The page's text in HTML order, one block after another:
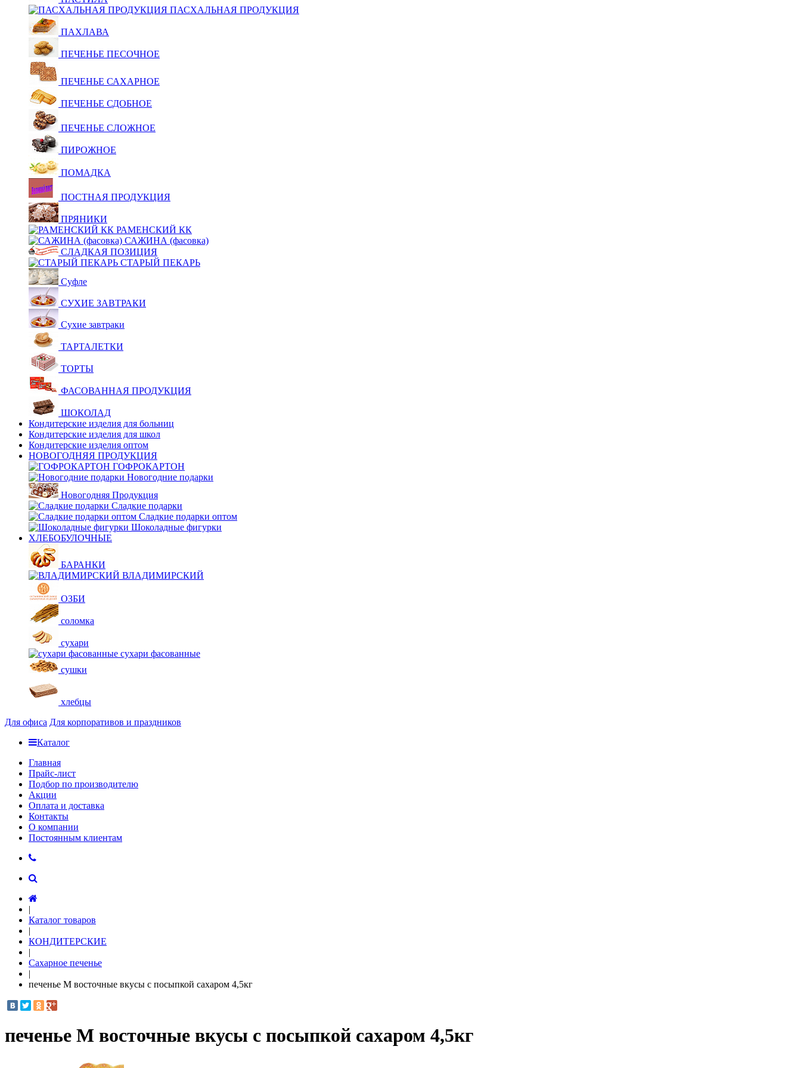
ПАСХАЛЬНАЯ ПРОДУКЦИЯ
ПАХЛАВА
ПЕЧЕНЬЕ ПЕСОЧНОЕ
ПЕЧЕНЬЕ САХАРНОЕ
ПЕЧЕНЬЕ СДОБНОЕ
ПЕЧЕНЬЕ СЛОЖНОЕ
ПИРОЖНОЕ
ПОМАДКА
ПОСТНАЯ ПРОДУКЦИЯ
ПРЯНИКИ
РАМЕНСКИЙ КК
САЖИНА (фасовка)
СЛАДКАЯ ПОЗИЦИЯ
СТАРЫЙ ПЕКАРЬ
Суфле
СУХИЕ ЗАВТРАКИ
Сухие завтраки
ТАРТАЛЕТКИ
ТОРТЫ
ФАСОВАННАЯ ПРОДУКЦИЯ
ШОКОЛАД
Кондитерские изделия для больниц
Кондитерские изделия для школ
Кондитерские изделия оптом
НОВОГОДНЯЯ ПРОДУКЦИЯ
ГОФРОКАРТОН
Новогодние подарки
Новогодняя Продукция
Сладкие подарки
Сладкие подарки оптом
Шоколадные фигурки
ХЛЕБОБУЛОЧНЫЕ
БАРАНКИ
ВЛАДИМИРСКИЙ
ОЗБИ
соломка
сухари
сухари фасованные
сушки
хлебцы
Для офиса Для корпоративов и праздников
Каталог
Главная
Прайс-лист
Подбор по производителю
Акции
Оплата и доставка
Контакты
О компании
Постоянным клиентам
|
Каталог товаров
|
КОНДИТЕРСКИЕ
|
Сахарное печенье
|
печенье М восточные вкусы с посыпкой сахаром 4,5кг
печенье М восточные вкусы с посыпкой сахаром 4,5кг